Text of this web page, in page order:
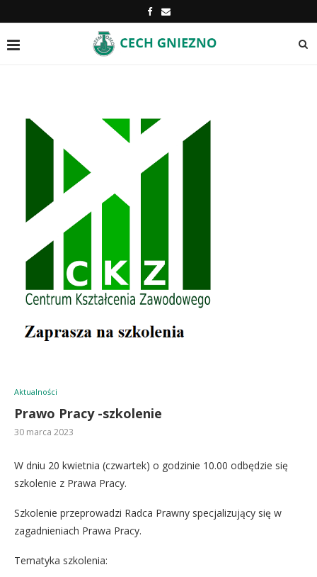
Aktualności
Prawo Pracy -szkolenie
30 marca 2023
W dniu 20 kwietnia (czwartek) o godzinie 10.00 odbędzie się
szkolenie z Prawa Pracy.
Szkolenie przeprowadzi Radca Prawny specjalizujący się w
zagadnieniach Prawa Pracy.
Tematyka szkolenia: